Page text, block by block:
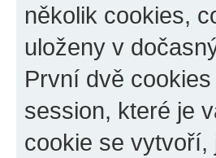
několik cookies,
uloženy v
První dvě
session, které je
cookie se vytvoří,